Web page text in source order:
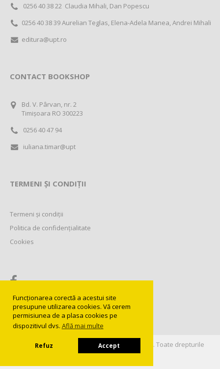
Funcționarea corectă a acestui site
presupune utilizarea cookies. Vă cerem
permisiunea de a plasa cookies pe
dispozitivul dvs. Află mai multe
Refuz Accept
0256 40 38 22 Claudia Mihali, Dan Popescu
0256 40 38 39 Aurelian Teglas, Elena-Adela Manea, Andrei Mihali
editura@upt.ro
CONTACT BOOKSHOP
Bd. V. Pârvan, nr. 2
Timișoara RO 300223
0256 40 47 94
iuliana.timar@upt
TERMENI ȘI CONDIȚII
Termeni și condiții
Politica de confidențialitate
Cookies
2016-2026Universitatea Politehnica Timișoara . Toate drepturile